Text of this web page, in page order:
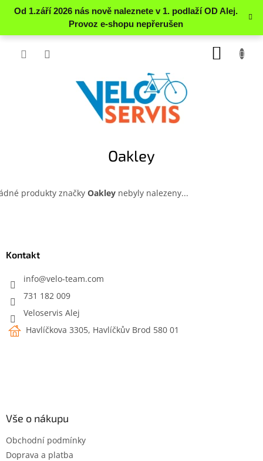
Přejít
Oakley
produkty značky Oakley nebyly nalezeny...
Kontakt
info@velo-team.com
731 182 009
Veloservis Alej
Havlíčkova 3305, Havlíčkův Brod 580 01
Vše o nákupu
Obchodní podmínky
Doprava a platba